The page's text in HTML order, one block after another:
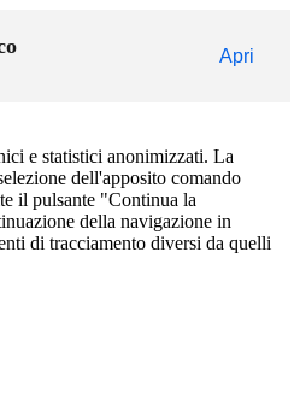
Apri
e statistici anonimizzati. La
dell'apposito comando
il pulsante "Continua la
della navigazione in
di tracciamento diversi da quelli